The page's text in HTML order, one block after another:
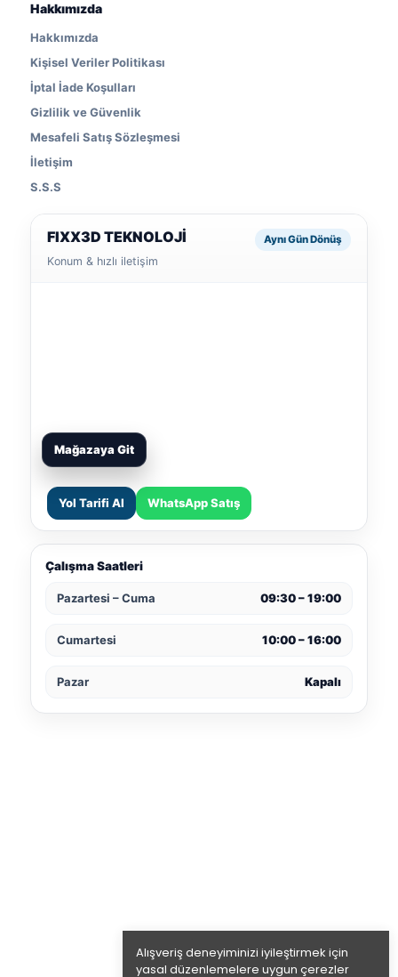
Alışveriş deneyiminizi iyileştirmek için
yasal düzenlemelere uygun çerezler
Hakkımızda
Hakkımızda
Kişisel Veriler Politikası
İptal İade Koşulları
Gizlilik ve Güvenlik
Mesafeli Satış Sözleşmesi
İletişim
S.S.S
FIXX3D TEKNOLOJİ
Konum & hızlı iletişim
Aynı Gün Dönüş
Mağazaya Git
Yol Tarifi Al WhatsApp Satış
Çalışma Saatleri
Pazartesi – Cuma 09:30 – 19:00
Cumartesi 10:00 – 16:00
Pazar Kapalı